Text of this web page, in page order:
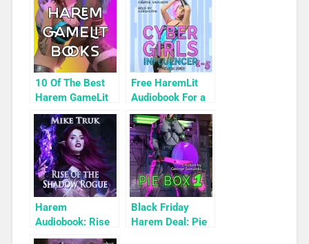
10 Of The Best
Harem GameLit
Books To Read
Free HaremLit
Audiobook For a
Limited Time:
Cyber Girls Box
Set: Influencer
Harem
Audiobook: Rise
of the Shadow
Black Friday
Harem Deal: Pie